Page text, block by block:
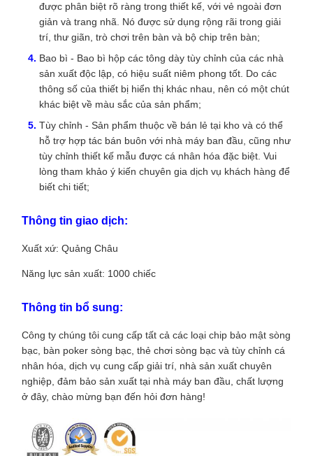
được phân biệt rõ ràng trong thiết kế, với vẻ ngoài đơn
giản và trang nhã. Nó được sử dụng rộng rãi trong giải
trí, thư giãn, trò chơi trên bàn và bộ chip trên bàn;
Bao bì - Bao bì hộp các tông dày tùy chỉnh của các nhà
sản xuất độc lập, có hiệu suất niêm phong tốt. Do các
thông số của thiết bị hiển thị khác nhau, nên có một chút
khác biệt về màu sắc của sản phẩm;
Tùy chỉnh - Sản phẩm thuộc về bán lẻ tại kho và có thể
hỗ trợ hợp tác bán buôn với nhà máy ban đầu, cũng như
tùy chỉnh thiết kế mẫu được cá nhân hóa đặc biệt. Vui
lòng tham khảo ý kiến ​​​​chuyên gia dịch vụ khách hàng để
biết chi tiết;
Thông tin giao dịch:
Xuất xứ: Quảng Châu
Năng lực sản xuất: 1000 chiếc
Thông tin bổ sung:
Công ty chúng tôi cung cấp tất cả các loại chip bảo mật sòng
bạc, bàn poker sòng bạc, thẻ chơi sòng bạc và tùy chỉnh cá
nhân hóa, dịch vụ cung cấp giải trí, nhà sản xuất chuyên
nghiệp, đảm bảo sản xuất tại nhà máy ban đầu, chất lượng
ở đây, chào mừng bạn đến hỏi đơn hàng!